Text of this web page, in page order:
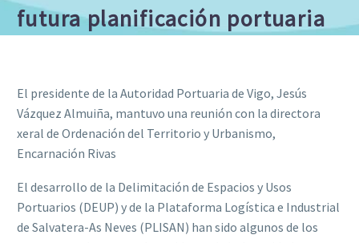
futura planificación portuaria
El presidente de la Autoridad Portuaria de Vigo, Jesús
Vázquez Almuiña, mantuvo una reunión con la directora
xeral de Ordenación del Territorio y Urbanismo,
Encarnación Rivas
El desarrollo de la Delimitación de Espacios y Usos
Portuarios (DEUP) y de la Plataforma Logística e Industrial
de Salvatera-As Neves (PLISAN) han sido algunos de los